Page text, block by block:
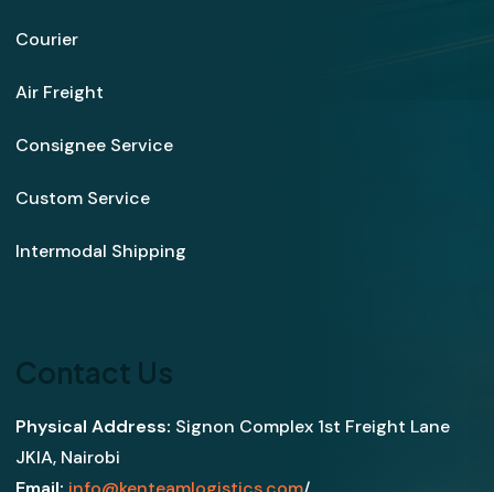
Courier
Air Freight
Consignee Service
Custom Service
Intermodal Shipping
Contact Us
Physical Address: Signon Complex 1st Freight Lane
JKIA, Nairobi